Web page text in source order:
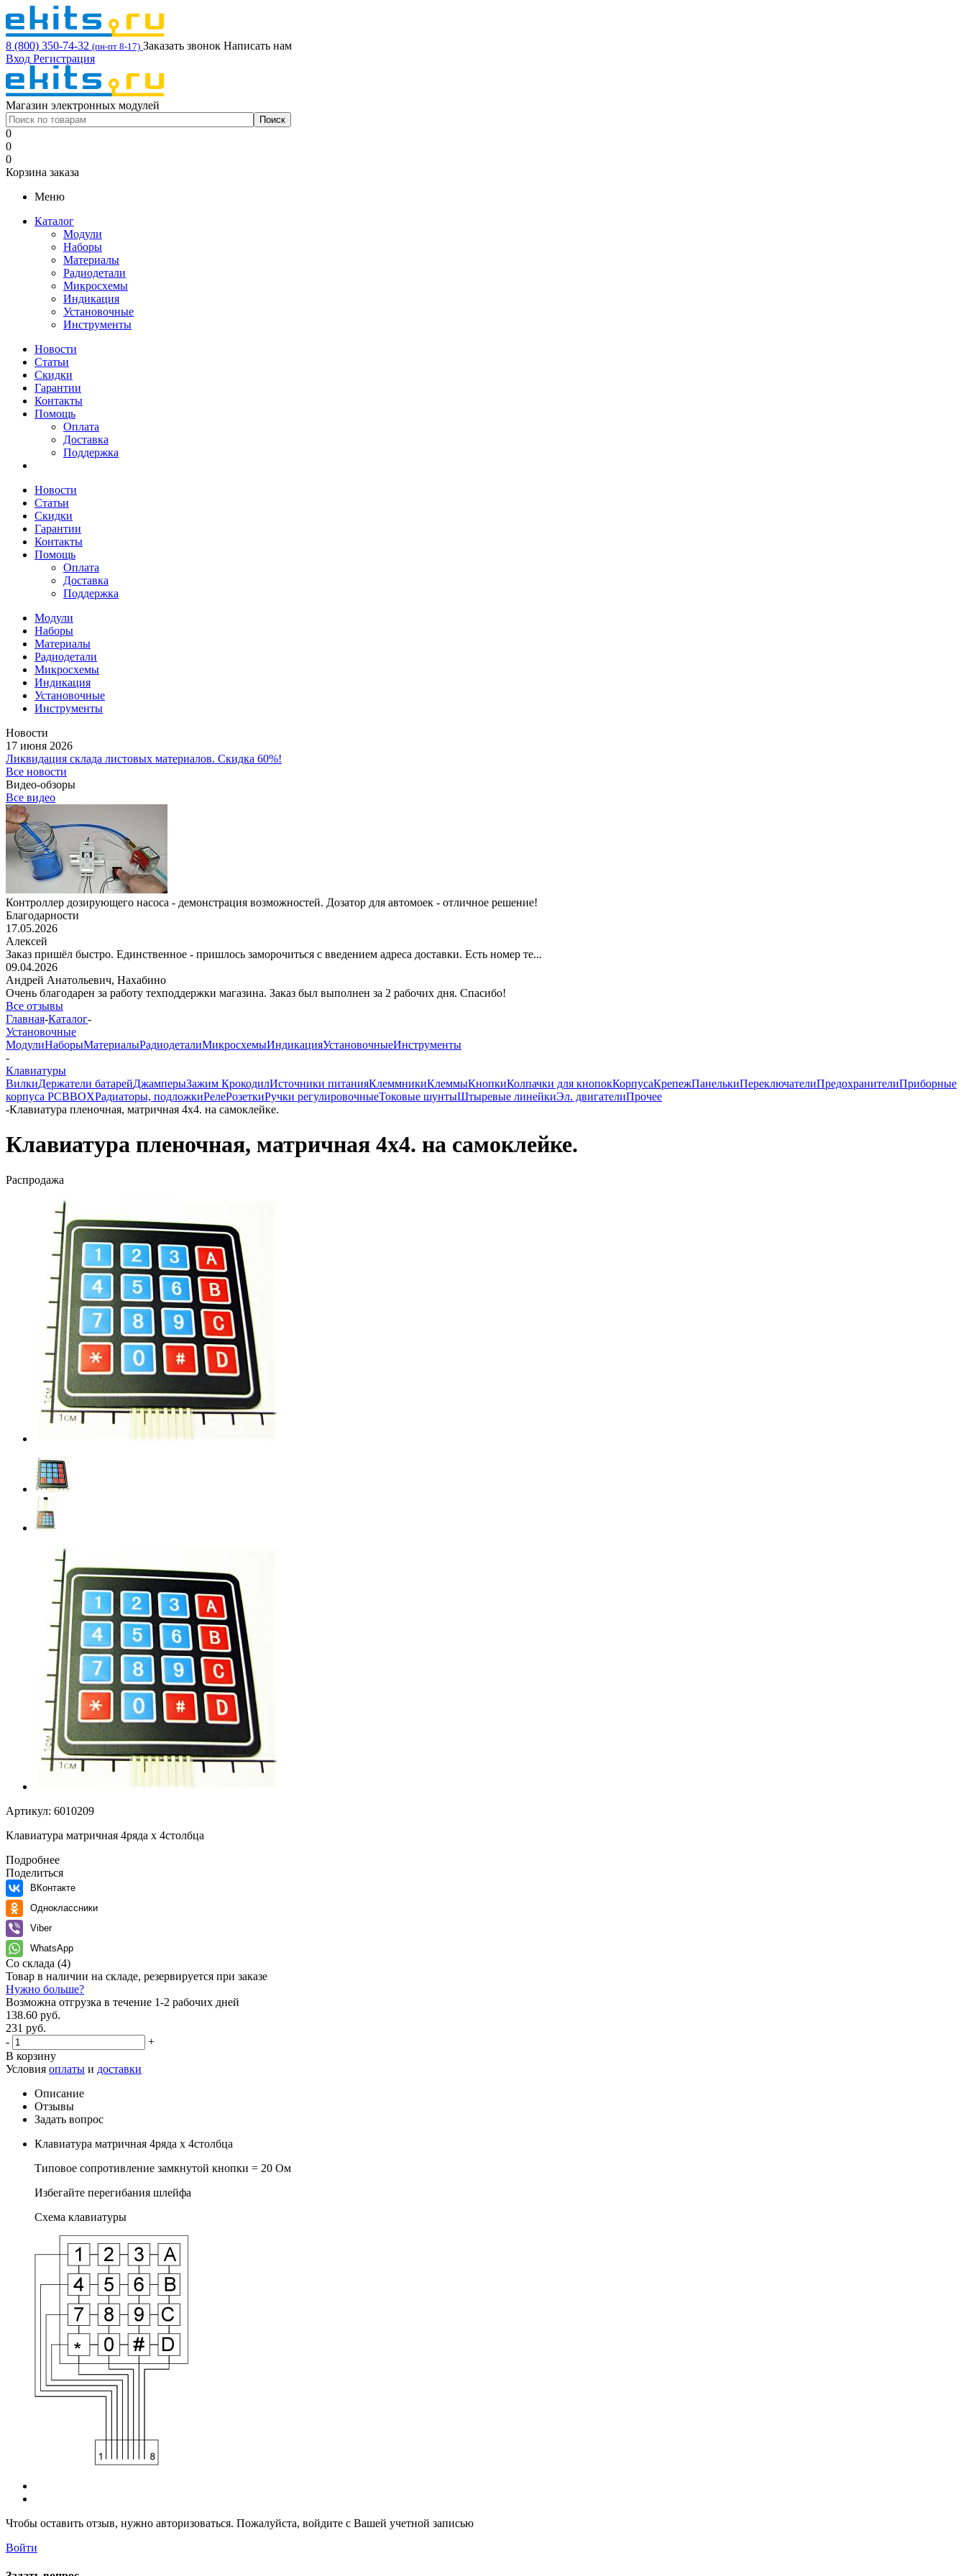
8 (800) 350-74-32 (пн-пт 8-17) Заказать звонок Написать нам
Вход Регистрация
Магазин электронных модулей
0
0
0
Корзина заказа
Меню
Каталог
Модули
Наборы
Материалы
Радиодетали
Микросхемы
Индикация
Установочные
Инструменты
Новости
Статьи
Скидки
Гарантии
Контакты
Помощь
Оплата
Доставка
Поддержка
Новости
Статьи
Скидки
Гарантии
Контакты
Помощь
Оплата
Доставка
Поддержка
Модули
Наборы
Материалы
Радиодетали
Микросхемы
Индикация
Установочные
Инструменты
Новости
17 июня 2026
Ликвидация склада листовых материалов. Скидка 60%!
Все новости
Видео-обзоры
Все видео
Контроллер дозирующего насоса - демонстрация возможностей. Дозатор для автомоек - отличное решение!
Благодарности
17.05.2026
Алексей
Заказ пришёл быстро. Единственное - пришлось заморочиться с введением адреса доставки. Есть номер те...
09.04.2026
Андрей Анатольевич, Нахабино
Очень благодарен за работу техподдержки магазина. Заказ был выполнен за 2 рабочих дня. Спасибо!
Все отзывы
Главная-Каталог-
Установочные
МодулиНаборыМатериалыРадиодеталиМикросхемыИндикацияУстановочныеИнструменты
-
Клавиатуры
ВилкиДержатели батарейДжамперыЗажим КрокодилИсточники питанияКлеммникиКлеммыКнопкиКолпачки для кнопокКорпусаКрепежПанелькиПереключателиПредохранителиПриборные
корпуса PCBBOXРадиаторы, подложкиРелеРозеткиРучки регулировочныеТоковые шунтыШтыревые линейкиЭл. двигателиПрочее
-Клавиатура пленочная, матричная 4х4. на самоклейке.
Клавиатура пленочная, матричная 4х4. на самоклейке.
Распродажа
Артикул: 6010209
Клавиатура матричная 4ряда х 4столбца
Подробнее
Поделиться
ВКонтакте
Одноклассники
Viber
WhatsApp
Со склада (4)
Товар в наличии на складе, резервируется при заказе
Нужно больше?
Возможна отгрузка в течение 1-2 рабочих дней
138.60 руб.
231 руб.
-
+
В корзину
Условия оплаты и доставки
Описание
Отзывы
Задать вопрос
Клавиатура матричная 4ряда х 4столбца
Типовое сопротивление замкнутой кнопки = 20 Ом
Избегайте перегибания шлейфа
Схема клавиатуры
Чтобы оставить отзыв, нужно авторизоваться. Пожалуйста, войдите с Вашей учетной записью
Войти